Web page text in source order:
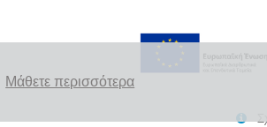
Μάθετε περισσότερα